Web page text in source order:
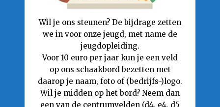
Wil je ons steunen? De bijdrage zetten
we in voor onze jeugd, met name de
jeugdopleiding.
Voor 10 euro per jaar kun je een veld
op ons schaakbord bezetten met
daarop je naam, foto of (bedrijfs-)logo.
Wil je midden op het bord? Neem dan
een van de centrumvelden (d4, e4, d5